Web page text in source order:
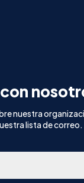
nuestra
lista de correo.